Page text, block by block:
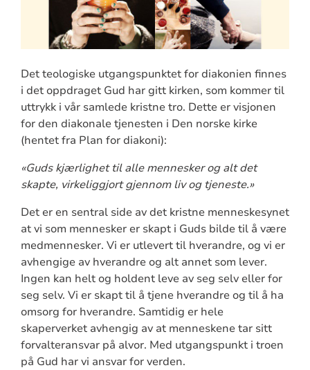
Det teologiske utgangspunktet for diakonien finnes
i det oppdraget Gud har gitt kirken, som kommer til
uttrykk i vår samlede kristne tro. Dette er visjonen
for den diakonale tjenesten i Den norske kirke
(hentet fra Plan for diakoni):
«Guds kjærlighet til alle mennesker og alt det
skapte, virkeliggjort gjennom liv og tjeneste.»
Det er en sentral side av det kristne menneskesynet
at vi som mennesker er skapt i Guds bilde til å være
medmennesker. Vi er utlevert til hverandre, og vi er
avhengige av hverandre og alt annet som lever.
Ingen kan helt og holdent leve av seg selv eller for
seg selv. Vi er skapt til å tjene hverandre og til å ha
omsorg for hverandre. Samtidig er hele
skaperverket avhengig av at menneskene tar sitt
forvalteransvar på alvor. Med utgangspunkt i troen
på Gud har vi ansvar for verden.